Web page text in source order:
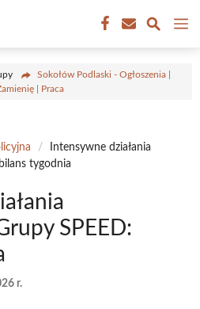
Sokołów Podlaski - Ogłoszenia |
| Praca
/
Intensywne działania
tygodnia
SPEED:
r.